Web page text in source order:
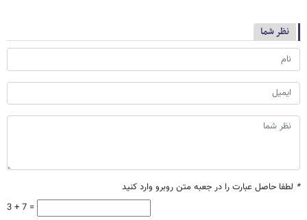
نظر شما
* لطفا حاصل عبارت را در جعبه متن روبرو وارد کنید
3 + 7 =